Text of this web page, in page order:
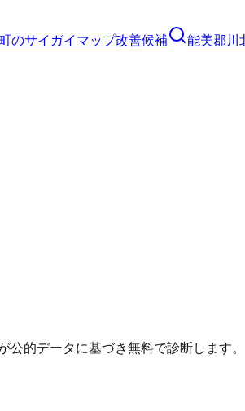
のサイガイマップ改善候補 能美郡川
的データに基づき無料で診断します。